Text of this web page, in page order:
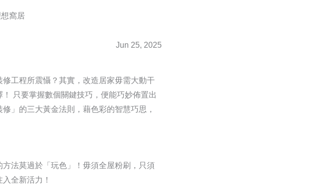
窩居
Jun 25, 2025
工程所震懾？其實，改造居家毋需大動干
只要掌握數個關鍵技巧，便能巧妙佈置出
」的三大黃金法則，藉色彩的智慧巧思，
法莫過於「玩色」！毋須全屋粉刷，只須
全新活力！